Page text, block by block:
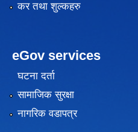
कर तथा शुल्कहरु
eGov services
घटना दर्ता
सामाजिक सुरक्षा
नागरिक वडापत्र